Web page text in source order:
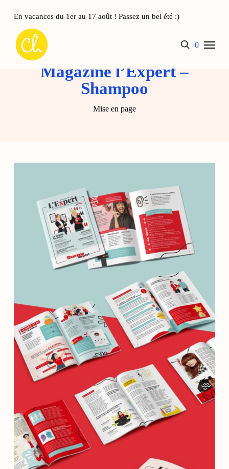
content
En vacances du 1er au 17 août ! Passez un bel été :)
search
account
0
Menu
PanierClose
Cart
Magazine l’Expert –
Shampoo
Mise en page